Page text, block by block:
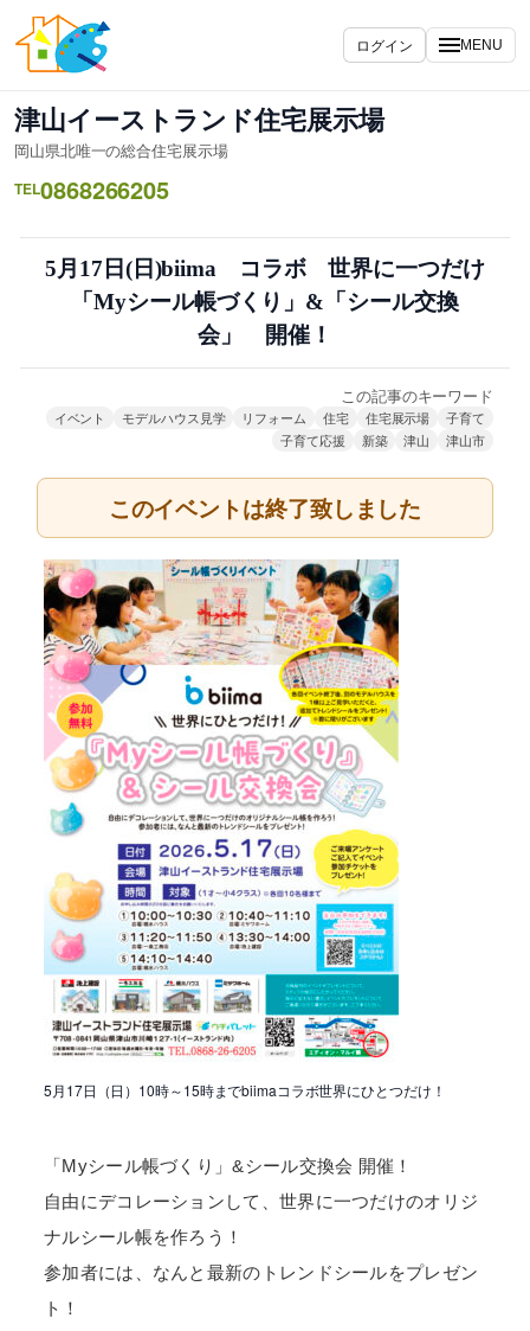
容
ス
キ
ッ
プ
ログイン MENU
津山イーストランド住宅展示場
岡山県北唯一の総合住宅展示場
TEL0868266205
5月17日(日)biima コラボ 世界に一つだけ
「Myシール帳づくり」&「シール交換
会」 開催！
この記事のキーワード
イベント モデルハウス見学 リフォーム 住宅 住宅展示場
子育て
子育て応援
新築 津山 津山市
このイベントは終了致しました
5月17日（日）10時～15時までbiimaコラボ世界にひとつだけ！
「Myシール帳づくり」&シール交換会 開催！
自由にデコレーションして、世界に一つだけのオリジ
ナルシール帳を作ろう！
参加者には、なんと最新のトレンドシールをプレゼン
ト！